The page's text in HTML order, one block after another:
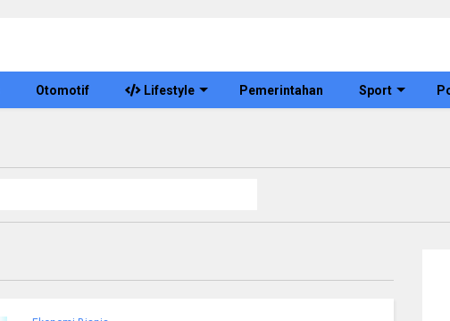
Otomotif Lifestyle Pemerintahan Sport